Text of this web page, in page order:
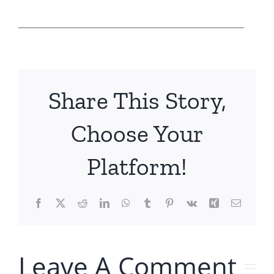
Share This Story,
Choose Your
Platform!
Facebook
X RedditLinkedInWhatsApp
TumblrPinterest
Vk Xing Email
Leave A Comment